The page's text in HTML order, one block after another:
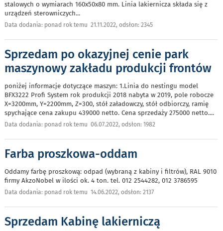
stalowych o wymiarach 160x50x80 mm. Linia lakiernicza składa się z
urządzeń sterowniczych...
Data dodania: ponad rok temu 21.11.2022, odsłon: 2345
Sprzedam po okazyjnej cenie park
maszynowy zakładu produkcji frontów
poniżej informacje dotyczące maszyn: 1.Linia do nestingu model
BFX3222 Profi System rok produkcji 2018 nabyta w 2019, pole robocze
X=3200mm, Y=2200mm, Z=300, stół załadowczy, stół odbiorczy, ramię
spychające cena zakupu 439000 netto. Cena sprzedaży 275000 netto....
Data dodania: ponad rok temu 06.07.2022, odsłon: 1982
Farba proszkowa-oddam
Oddamy farbę proszkową: odpad (wybraną z kabiny i filtrów), RAL 9010
firmy AkzoNobel w ilości ok. 4 ton. tel. 012 2544282, 012 3786595
Data dodania: ponad rok temu 14.06.2022, odsłon: 2137
Sprzedam Kabinę lakierniczą